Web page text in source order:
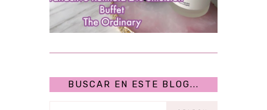
BUSCAR EN ESTE BLOG...